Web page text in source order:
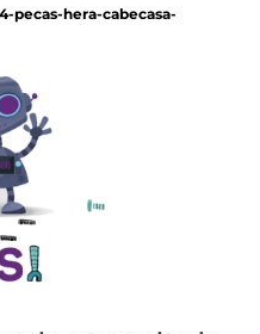
pecas-hera-cabecasa-